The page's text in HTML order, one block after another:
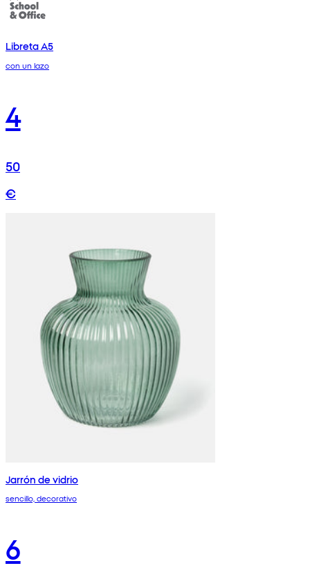
Libreta A5
con un lazo
4
50
€
Jarrón de vidrio
sencillo, decorativo
6